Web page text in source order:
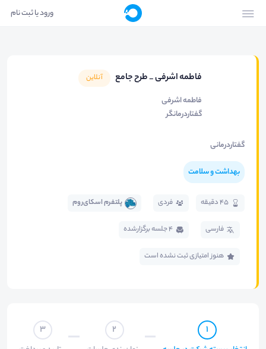
ورود یا ثبت نام
فاطمه اشرفی _ طرح جامع آنلاین
فاطمه اشرفی
گفتاردرمانگر
گفتاردرمانی
بهداشت و سلامت
45 دقیقه فردی پلتفرم اسکای‌روم
فارسی 4 جلسه برگزار‌شده
هنوز امتیازی ثبت نشده است
1
2
3